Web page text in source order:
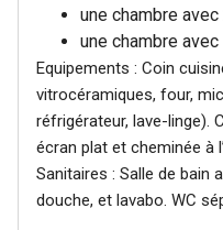
une chambre
une chambre
Equipements : Coin
vitrocéramiques, four,
réfrigérateur, lave-linge).
écran plat et cheminée à
Sanitaires : Salle de bain
douche, et lavabo. WC